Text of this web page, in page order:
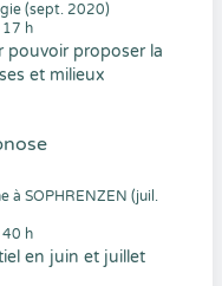
(sept. 2020)
17 h
pouvoir proposer la
et milieux
à SOPHRENZEN (juil.
40 h
en juin et juillet